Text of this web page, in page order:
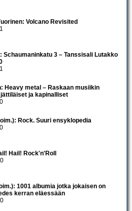
Volcano Revisited
Schaumaninkatu 3 – Tanssisali Lutakko
Heavy metal – Raskaan musiikin
ja kapinalliset
Rock. Suuri ensyklopedia
Hail! Rock'n'Roll
1001 albumia jotka jokaisen on
kerran eläessään